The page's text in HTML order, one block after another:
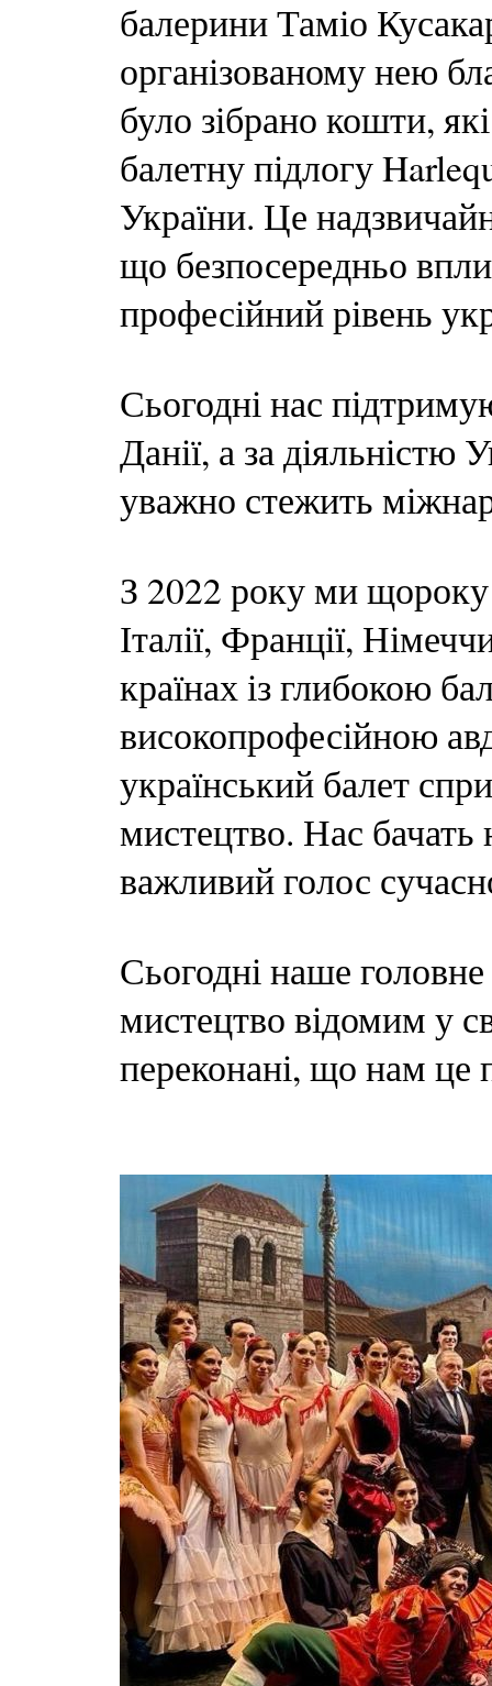
балерини Таміо
організованому нею
було зібрано кошти,
балетну підлогу
України. Це
що безпосередньо
професійний рівень
Сьогодні нас
Данії, а за діяльністю
уважно стежить
З 2022 року ми
Італії, Франції,
країнах із глибокою
високопрофесійною
український балет
мистецтво. Нас
важливий голос
Сьогодні наше
мистецтво відомим у
переконані, що нам це